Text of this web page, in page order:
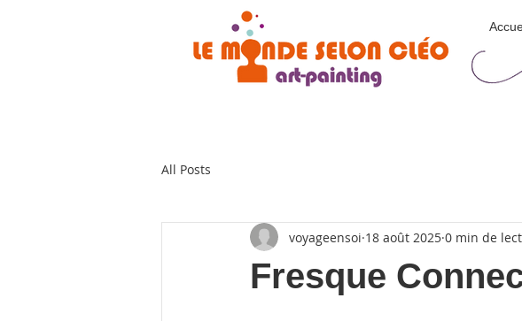
All Posts
Fresque
voyageensoi 18 août 2025 0 min de